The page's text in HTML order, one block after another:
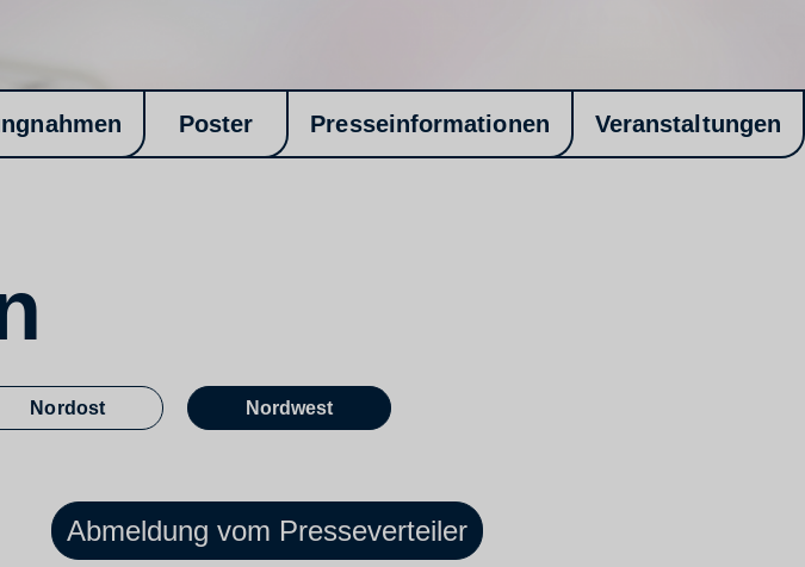
Poster Presseinformationen Veranstaltungen
Nordost Nordwest
Abmeldung vom Presseverteiler